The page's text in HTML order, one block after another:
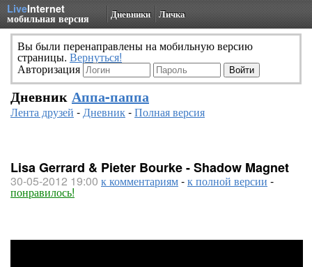
LiveInternet
мобильная версия Дневники Личка
Вы были перенаправлены на мобильную версию
страницы. Вернуться!
Авторизация
Дневник Аппа-паппа
Лента друзей -Дневник-Полная версия
Lisa Gerrard & Pieter Bourke - Shadow Magnet
30-05-2012 19:00 к комментариям-к полной версии -
понравилось!